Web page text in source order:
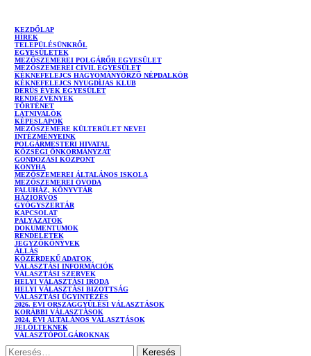
content
KEZDŐLAP
HÍREK
TELEPÜLÉSÜNKRŐL
EGYESÜLETEK
MEZŐSZEMEREI POLGÁRŐR EGYESÜLET
MEZŐSZEMEREI CIVIL EGYESÜLET
KÉKNEFELEJCS HAGYOMÁNYŐRZŐ NÉPDALKÖR
KÉKNEFELEJCS NYUGDÍJAS KLUB
DERŰS ÉVEK EGYESÜLET
RENDEZVÉNYEK
TÖRTÉNET
LÁTNIVALÓK
KÉPESLAPOK
MEZŐSZEMERE KÜLTERÜLET NEVEI
INTÉZMÉNYEINK
POLGÁRMESTERI HIVATAL
KÖZSÉGI ÖNKORMÁNYZAT
GONDOZÁSI KÖZPONT
KONYHA
MEZŐSZEMEREI ÁLTALÁNOS ISKOLA
MEZŐSZEMEREI ÓVODA
FALUHÁZ, KÖNYVTÁR
HÁZIORVOS
GYÓGYSZERTÁR
KAPCSOLAT
PÁLYÁZATOK
DOKUMENTUMOK
RENDELETEK
JEGYZŐKÖNYVEK
ÁLLÁS
KÖZÉRDEKŰ ADATOK
VÁLASZTÁSI INFORMÁCIÓK
VÁLASZTÁSI SZERVEK
HELYI VÁLASZTÁSI IRODA
HELYI VÁLASZTÁSI BIZOTTSÁG
VÁLASZTÁSI ÜGYINTÉZÉS
2026. ÉVI ORSZÁGGYŰLÉSI VÁLASZTÁSOK
KORÁBBI VÁLASZTÁSOK
2024. ÉVI ÁLTALÁNOS VÁLASZTÁSOK
JELÖLTEKNEK
VÁLASZTÓPOLGÁROKNAK
Keresés: